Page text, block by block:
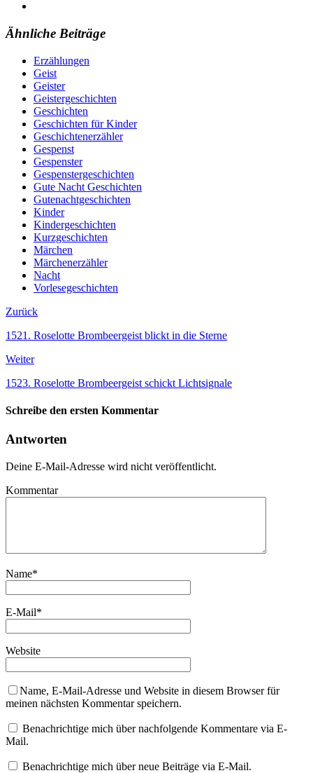
Ähnliche Beiträge
Erzählungen
Geist
Geister
Geistergeschichten
Geschichten
Geschichten für Kinder
Geschichtenerzähler
Gespenst
Gespenster
Gespenstergeschichten
Gute Nacht Geschichten
Gutenachtgeschichten
Kinder
Kindergeschichten
Kurzgeschichten
Märchen
Märchenerzähler
Nacht
Vorlesegeschichten
Zurück
1521. Roselotte Brombeergeist blickt in die Sterne
Weiter
1523. Roselotte Brombeergeist schickt Lichtsignale
Schreibe den ersten Kommentar
Antworten
Deine E-Mail-Adresse wird nicht veröffentlicht.
Kommentar
Name*
E-Mail*
Website
Name, E-Mail-Adresse und Website in diesem Browser für
meinen nächsten Kommentar speichern.
Benachrichtige mich über nachfolgende Kommentare via E-
Mail.
Benachrichtige mich über neue Beiträge via E-Mail.